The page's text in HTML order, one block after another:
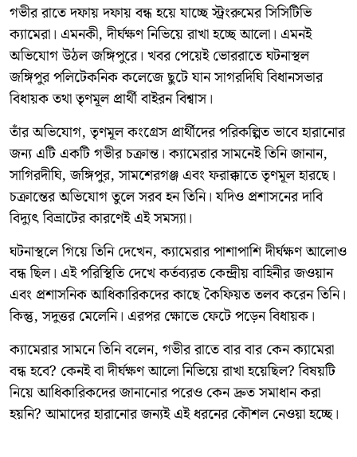
গভীর রাতে দফায় দফায় বন্ধ হয়ে যাচ্ছে স্ট্রংরুমের সিসিটিভি
ক্যামেরা। এমনকী, দীর্ঘক্ষণ নিভিয়ে রাখা হচ্ছে আলো। এমনই
অভিযোগ উঠল জঙ্গিপুরে। খবর পেয়েই ভোররাতে ঘটনাস্থল
জঙ্গিপুর পলিটেকনিক কলেজে ছুটে যান সাগরদিঘি বিধানসভার
বিধায়ক তথা তৃণমূল প্রার্থী বাইরন বিশ্বাস।
তাঁর অভিযোগ, তৃণমূল কংগ্রেস প্রার্থীদের পরিকল্পিত ভাবে হারানোর
জন্য এটি একটি গভীর চক্রান্ত। ক্যামেরার সামনেই তিনি জানান,
সাগিরদীঘি, জঙ্গিপুর, সামশেরগঞ্জ এবং ফরাক্কাতে তৃণমূল হারছে।
চক্রান্তের অভিযোগ তুলে সরব হন তিনি। যদিও প্রশাসনের দাবি
বিদ্যুৎ বিভ্রাটের কারণেই এই সমস্যা।
ঘটনাস্থলে গিয়ে তিনি দেখেন, ক্যামেরার পাশাপাশি দীর্ঘক্ষণ আলোও
বন্ধ ছিল। এই পরিস্থিতি দেখে কর্তব্যরত কেন্দ্রীয় বাহিনীর জওয়ান
এবং প্রশাসনিক আধিকারিকদের কাছে কৈফিয়ত তলব করেন তিনি।
কিন্তু, সদুত্তর মেলেনি। এরপর ক্ষোভে ফেটে পড়েন বিধায়ক।
ক্যামেরার সামনে তিনি বলেন, গভীর রাতে বার বার কেন ক্যামেরা
বন্ধ হবে? কেনই বা দীর্ঘক্ষণ আলো নিভিয়ে রাখা হয়েছিল? বিষয়টি
নিয়ে আধিকারিকদের জানানোর পরেও কেন দ্রুত সমাধান করা
হয়নি? আমাদের হারানোর জন্যই এই ধরনের কৌশল নেওয়া হচ্ছে।